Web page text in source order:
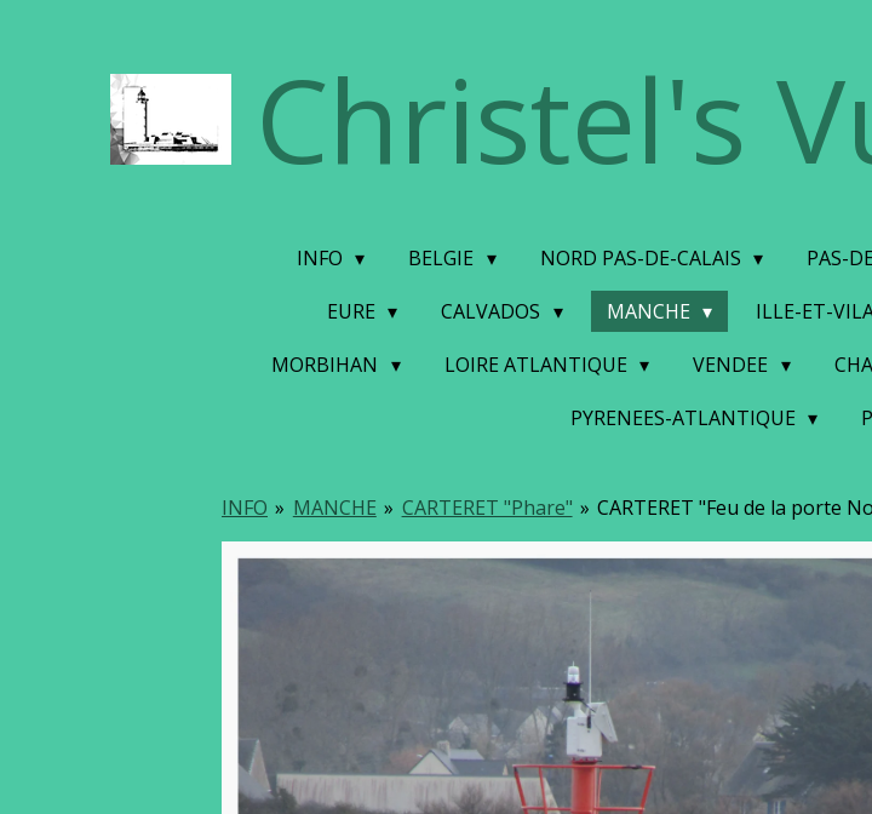
hoofdinhoud
Christel's
INFO BELGIE NORD PAS-DE-CALAIS PAS-
EURE
CALVADOS MANCHE ILLE-ET-
MORBIHAN
LOIRE ATLANTIQUE VENDEE
PYRENEES-ATLANTIQUE
INFO » MANCHE » CARTERET "Phare" » CARTERET "Feu de la porte